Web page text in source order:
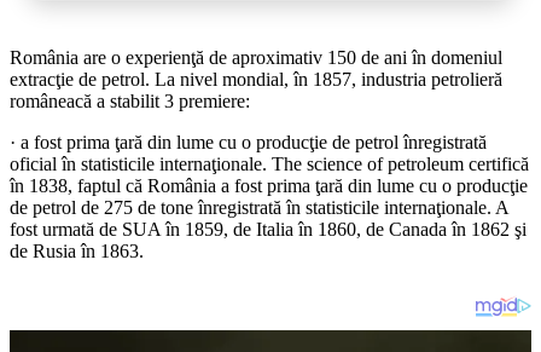
România are o experienţă de aproximativ 150 de ani în domeniul
extracţie de petrol. La nivel mondial, în 1857, industria petrolieră
româneacă a stabilit 3 premiere:
· a fost prima ţară din lume cu o producţie de petrol înregistrată
oficial în statisticile internaţionale. The science of petroleum certifică
în 1838, faptul că România a fost prima ţară din lume cu o producţie
de petrol de 275 de tone înregistrată în statisticile internaţionale. A
fost urmată de SUA în 1859, de Italia în 1860, de Canada în 1862 şi
de Rusia în 1863.